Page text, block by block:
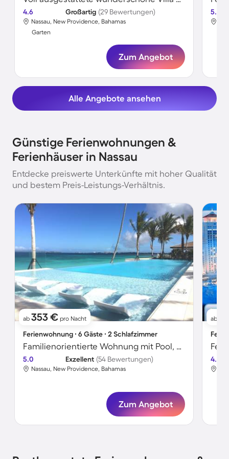
4.6 Großartig (29 Bewertungen)
Nassau, New Providence, Bahamas
Garten
Zum Angebot
5.0
Alle Angebote ansehen
Günstige Ferienwohnungen &
Ferienhäuser in Nassau
Entdecke preiswerte Unterkünfte mit hoher Qualität
und bestem Preis-Leistungs-Verhältnis.
ab 353 € pro Nacht
Ferienwohnung ∙ 6 Gäste ∙ 2 Schlafzimmer
Familienorientierte Wohnung mit Pool, Terrasse und Grill | Strand in der Nähe
5.0 Exzellent (54 Bewertungen)
Nassau, New Providence, Bahamas
Zum Angebot
ab
4.3